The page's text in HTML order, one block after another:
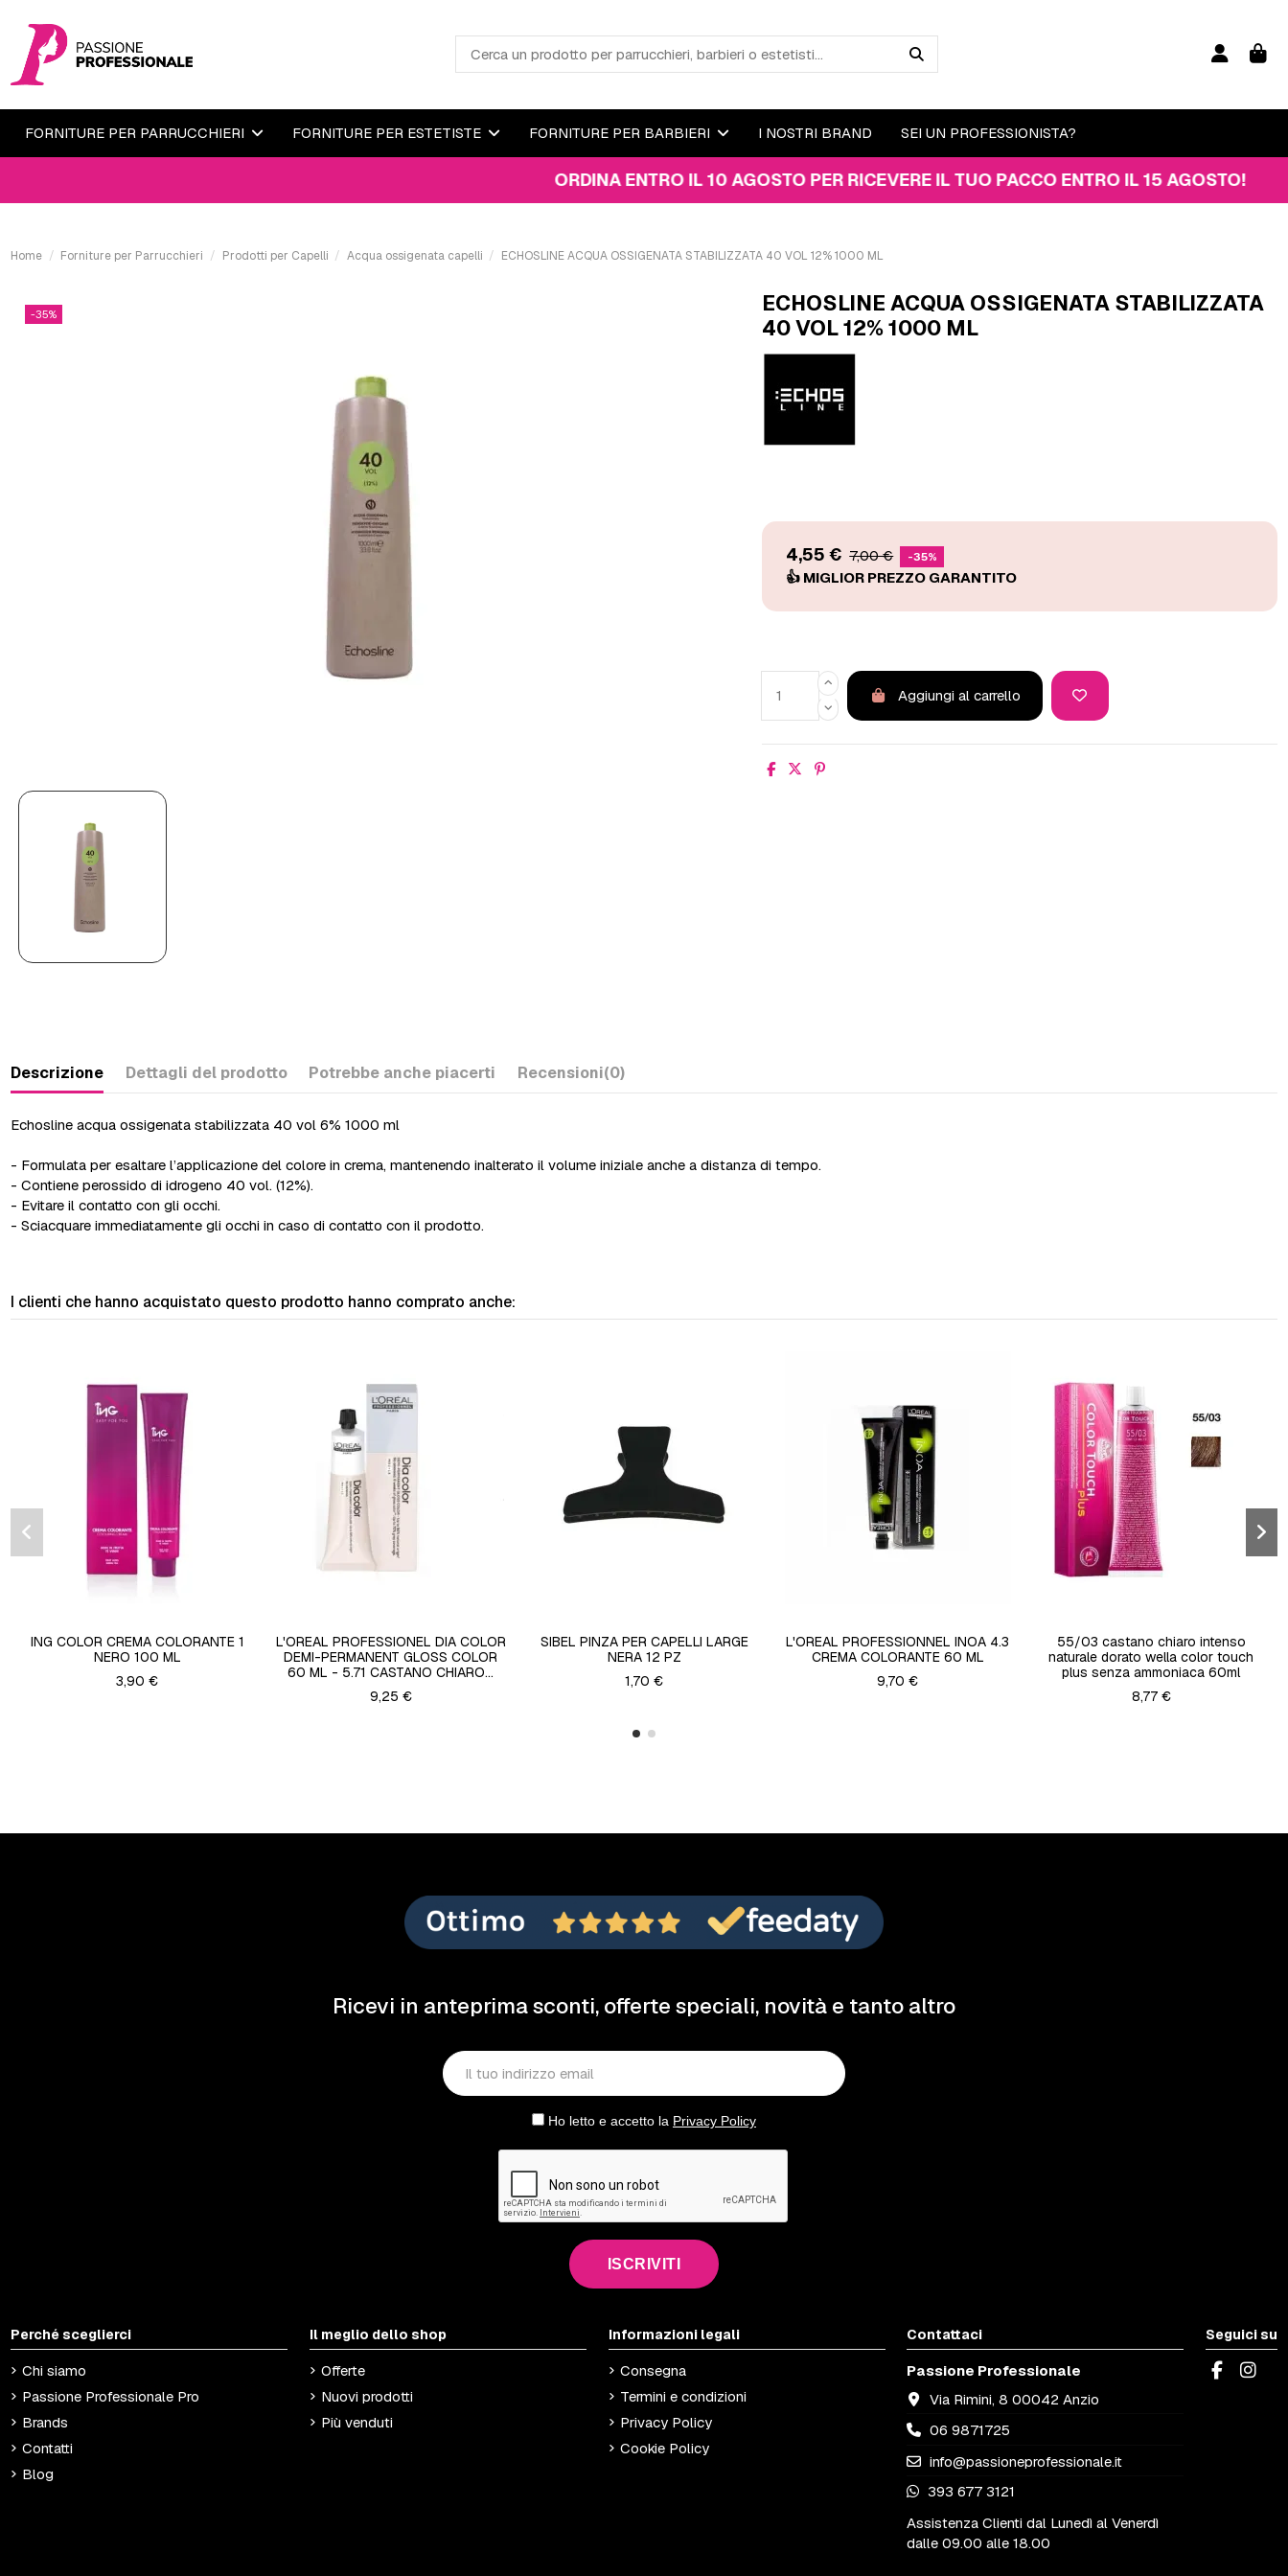
FORNITURE PER PARRUCCHIERI FORNITURE PER ESTETISTE FORNITURE PER BARBIERI I NOSTRI BRAND SEI UN PROFESSIONISTA?
ORDINA ENTRO IL 10 AGOSTO PER RICEVERE IL TUO PACCO ENTRO IL 15 AGOSTO!
Home Forniture per Parrucchieri Prodotti per Capelli Acqua ossigenata capelli ECHOSLINE ACQUA OSSIGENATA STABILIZZATA 40 VOL 12% 1000 ML
-35%
ECHOSLINE ACQUA OSSIGENATA STABILIZZATA
40 VOL 12% 1000 ML
4,55 € 7,00 € -35%
Aggiungi al carrello
Descrizione Dettagli del prodotto Potrebbe anche piacerti Recensioni(0)
Echosline acqua ossigenata stabilizzata 40 vol 6% 1000 ml
- Formulata per esaltare l’applicazione del colore in crema, mantenendo inalterato il volume iniziale anche a distanza di tempo.
- Contiene perossido di idrogeno 40 vol. (12%).
- Evitare il contatto con gli occhi.
- Sciacquare immediatamente gli occhi in caso di contatto con il prodotto.
I clienti che hanno acquistato questo prodotto hanno comprato anche:
ING COLOR CREMA COLORANTE 1
NERO 100 ML
3,90 €
L'OREAL PROFESSIONEL DIA COLOR
DEMI-PERMANENT GLOSS COLOR
60 ML - 5.71 CASTANO CHIARO...
9,25 €
SIBEL PINZA PER CAPELLI LARGE
NERA 12 PZ
1,70 €
L'OREAL PROFESSIONNEL INOA 4.3
CREMA COLORANTE 60 ML
9,70 €
55/03 castano chiaro intenso
naturale dorato wella color touch
plus senza ammoniaca 60ml
8,77 €
Ricevi in anteprima sconti, offerte speciali, novità e tanto altro
Ho letto e accetto la Privacy Policy
ISCRIVITI
Perché sceglierci
Chi siamo
Passione Professionale Pro
Brands
Contatti
Blog
Il meglio dello shop
Offerte
Nuovi prodotti
Più venduti
Informazioni legali
Consegna
Termini e condizioni
Privacy Policy
Cookie Policy
Contattaci
Passione Professionale
Via Rimini, 8 00042 Anzio
06 9871725
info@passioneprofessionale.it
393 677 3121
Assistenza Clienti dal Lunedì al Venerdì
dalle 09.00 alle 18.00
Seguici su